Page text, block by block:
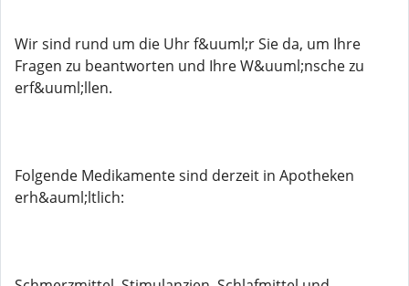
Wir sind rund um die Uhr f&uuml;r Sie da, um Ihre
Fragen zu beantworten und Ihre W&uuml;nsche zu
erf&uuml;llen.
Folgende Medikamente sind derzeit in Apotheken
erh&auml;ltlich: